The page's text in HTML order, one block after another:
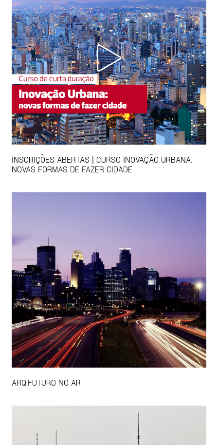
INSCRIÇÕES ABERTAS | CURSO INOVAÇÃO URBANA:
NOVAS FORMAS DE FAZER CIDADE
ARQ.FUTURO NO AR